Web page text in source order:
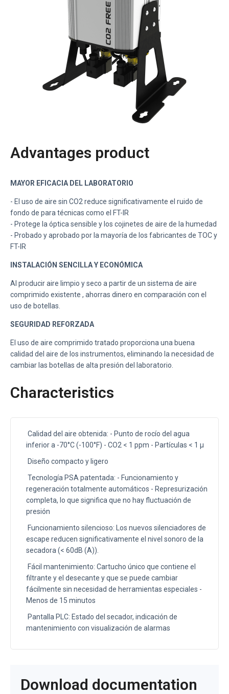
Advantages product
MAYOR EFICACIA DEL LABORATORIO
- El uso de aire sin CO2 reduce significativamente el ruido de
fondo de para técnicas como el FT-IR
- Protege la óptica sensible y los cojinetes de aire de la humedad
- Probado y aprobado por la mayoría de los fabricantes de TOC y
FT-IR
INSTALACIÓN SENCILLA Y ECONÓMICA
Al producir aire limpio y seco a partir de un sistema de aire
comprimido existente , ahorras dinero en comparación con el
uso de botellas.
SEGURIDAD REFORZADA
El uso de aire comprimido tratado proporciona una buena
calidad del aire de los instrumentos, eliminando la necesidad de
cambiar las botellas de alta presión del laboratorio.
Characteristics
Calidad del aire obtenida: - Punto de rocío del agua
inferior a -70°C (-100°F) - CO2 < 1 ppm - Partículas < 1 μ
Diseño compacto y ligero
Tecnología PSA patentada: - Funcionamiento y
regeneración totalmente automáticos - Represurización
completa, lo que significa que no hay fluctuación de
presión
Funcionamiento silencioso: Los nuevos silenciadores de
escape reducen significativamente el nivel sonoro de la
secadora (< 60dB (A)).
Fácil mantenimiento: Cartucho único que contiene el
filtrante y el desecante y que se puede cambiar
fácilmente sin necesidad de herramientas especiales -
Menos de 15 minutos
Pantalla PLC: Estado del secador, indicación de
mantenimiento con visualización de alarmas
Download documentation